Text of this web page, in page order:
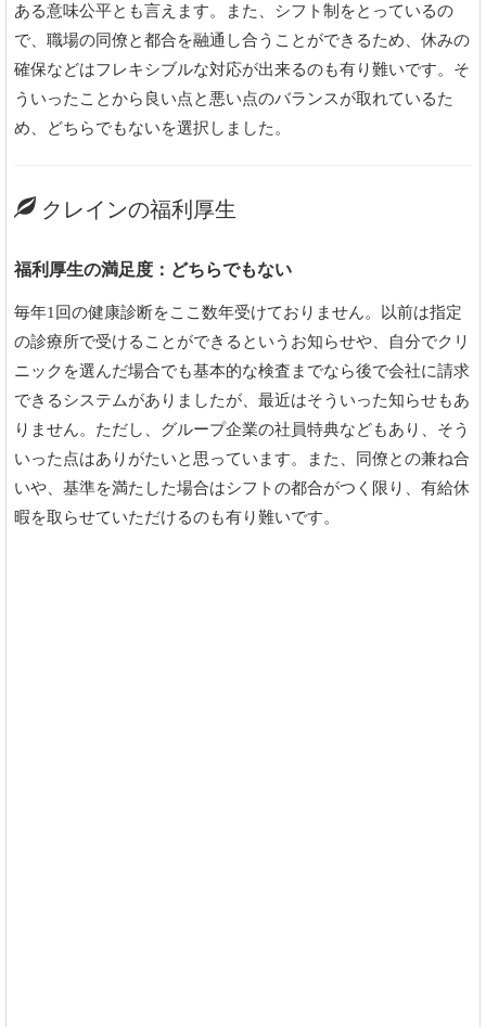
ある意味公平とも言えます。また、シフト制をとっているの
で、職場の同僚と都合を融通し合うことができるため、休みの
確保などはフレキシブルな対応が出来るのも有り難いです。そ
ういったことから良い点と悪い点のバランスが取れているた
め、どちらでもないを選択しました。
クレインの福利厚生
福利厚生の満足度：どちらでもない
毎年1回の健康診断をここ数年受けておりません。以前は指定
の診療所で受けることができるというお知らせや、自分でクリ
ニックを選んだ場合でも基本的な検査までなら後で会社に請求
できるシステムがありましたが、最近はそういった知らせもあ
りません。ただし、グループ企業の社員特典などもあり、そう
いった点はありがたいと思っています。また、同僚との兼ね合
いや、基準を満たした場合はシフトの都合がつく限り、有給休
暇を取らせていただけるのも有り難いです。